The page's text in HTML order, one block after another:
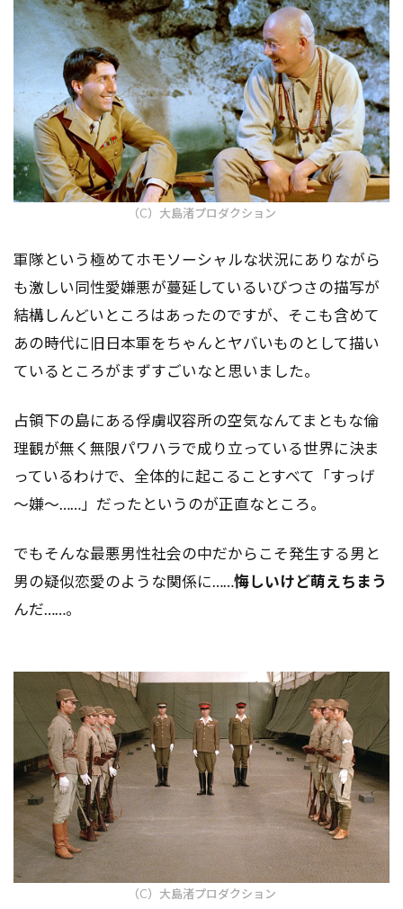
（C）大島渚プロダクション
軍隊という極めてホモソーシャルな状況にありながら
も激しい同性愛嫌悪が蔓延しているいびつさの描写が
結構しんどいところはあったのですが、そこも含めて
あの時代に旧日本軍をちゃんとヤバいものとして描い
ているところがまずすごいなと思いました。
占領下の島にある俘虜収容所の空気なんてまともな倫
理観が無く無限パワハラで成り立っている世界に決ま
っているわけで、全体的に起こることすべて「すっげ
～嫌～……」だったというのが正直なところ。
でもそんな最悪男性社会の中だからこそ発生する男と
男の疑似恋愛のような関係に……悔しいけど萌えちまう
んだ……。
（C）大島渚プロダクション